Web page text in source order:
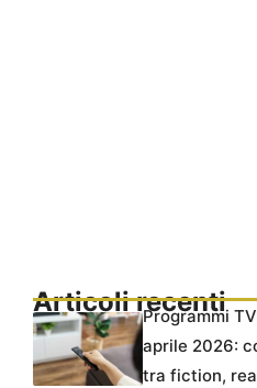
Articoli recenti
Programmi
aprile 2026:
tra fiction,